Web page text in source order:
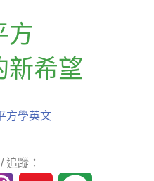
方
新希望
方學英文
追蹤：